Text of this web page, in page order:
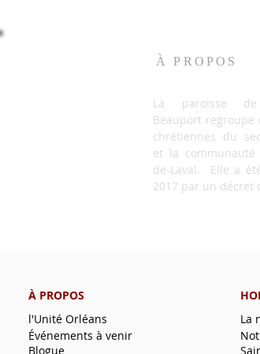
À PROPOS
La paroisse de
Beauport regroupe
chrétiennes du
et la communauté
de-Laval. Elle a
2017 par un décret
À PROPOS
l'Unité Orléans
Blogue
Événements à venir
La